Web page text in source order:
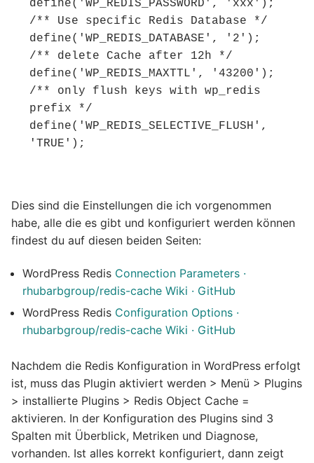
define('WP_REDIS_PASSWORD', 'xxx');
/** Use specific Redis Database */
define('WP_REDIS_DATABASE', '2');
/** delete Cache after 12h */
define('WP_REDIS_MAXTTL', '43200');
/** only flush keys with wp_redis
prefix */
define('WP_REDIS_SELECTIVE_FLUSH',
'TRUE');
Dies sind die Einstellungen die ich vorgenommen
habe, alle die es gibt und konfiguriert werden können
findest du auf diesen beiden Seiten:
WordPress Redis Connection Parameters ·
rhubarbgroup/redis-cache Wiki · GitHub
WordPress Redis Configuration Options ·
rhubarbgroup/redis-cache Wiki · GitHub
Nachdem die Redis Konfiguration in WordPress erfolgt
ist, muss das Plugin aktiviert werden > Menü > Plugins
> installierte Plugins > Redis Object Cache =
aktivieren. In der Konfiguration des Plugins sind 3
Spalten mit Überblick, Metriken und Diagnose,
vorhanden. Ist alles korrekt konfiguriert, dann zeigt